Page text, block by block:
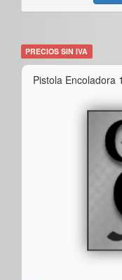
PRECIOS SIN IVA
Pistola Encoladora